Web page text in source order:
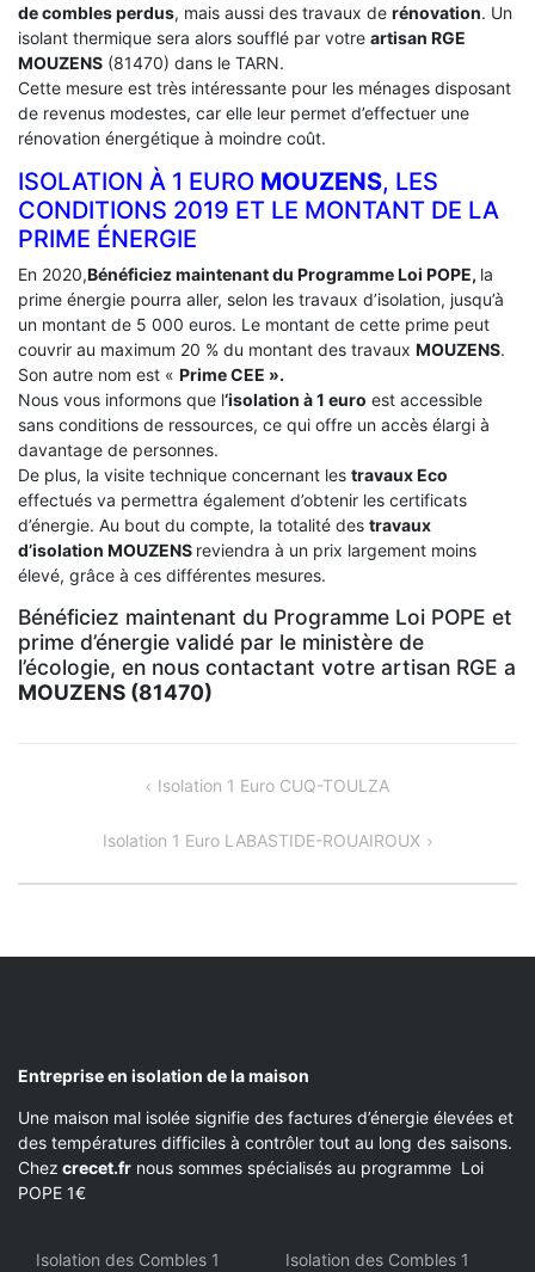
de combles perdus, mais aussi des travaux de rénovation. Un
isolant thermique sera alors soufflé par votre artisan RGE
MOUZENS (81470) dans le TARN.
Cette mesure est très intéressante pour les ménages disposant
de revenus modestes, car elle leur permet d’effectuer une
rénovation énergétique à moindre coût.
ISOLATION À 1 EURO MOUZENS, LES
CONDITIONS 2019 ET LE MONTANT DE LA
PRIME ÉNERGIE
En 2020,Bénéficiez maintenant du Programme Loi POPE, la
prime énergie pourra aller, selon les travaux d’isolation, jusqu’à
un montant de 5 000 euros. Le montant de cette prime peut
couvrir au maximum 20 % du montant des travaux MOUZENS.
Son autre nom est « Prime CEE ».
Nous vous informons que l‘isolation à 1 euro est accessible
sans conditions de ressources, ce qui offre un accès élargi à
davantage de personnes.
De plus, la visite technique concernant les travaux Eco
effectués va permettra également d’obtenir les certificats
d’énergie. Au bout du compte, la totalité des travaux
d’isolation MOUZENS reviendra à un prix largement moins
élevé, grâce à ces différentes mesures.
Bénéficiez maintenant du Programme Loi POPE et
prime d’énergie validé par le ministère de
l’écologie, en nous contactant votre artisan RGE a
MOUZENS (81470)
NAVIGATION
L’ARTICLE
Isolation 1 Euro CUQ-TOULZA
Isolation 1 Euro LABASTIDE-ROUAIROUX
Entreprise en isolation de la maison
Une maison mal isolée signifie des factures d’énergie élevées et
des températures difficiles à contrôler tout au long des saisons.
Chez crecet.fr nous sommes spécialisés au programme Loi
POPE 1€
Isolation des Combles 1 Isolation des Combles 1